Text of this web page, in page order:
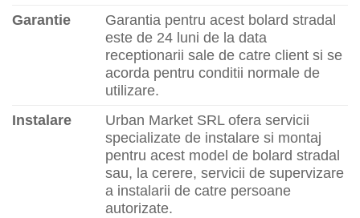
Garantie
Garantia pentru acest bolard stradal
este de 24 luni de la data
receptionarii sale de catre client si se
acorda pentru conditii normale de
utilizare.
Instalare
Urban Market SRL ofera servicii
specializate de instalare si montaj
pentru acest model de bolard stradal
sau, la cerere, servicii de supervizare
a instalarii de catre persoane
autorizate.